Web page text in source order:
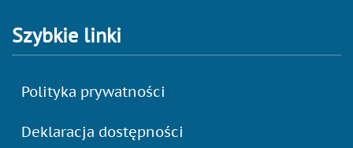
Szybkie linki
Polityka prywatności
Deklaracja dostępności